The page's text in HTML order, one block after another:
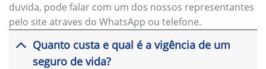
duvida, pode falar com um dos nossos representantes
pelo site atraves do WhatsApp ou telefone.
Quanto custa e qual é a vigência de um
seguro de vida?